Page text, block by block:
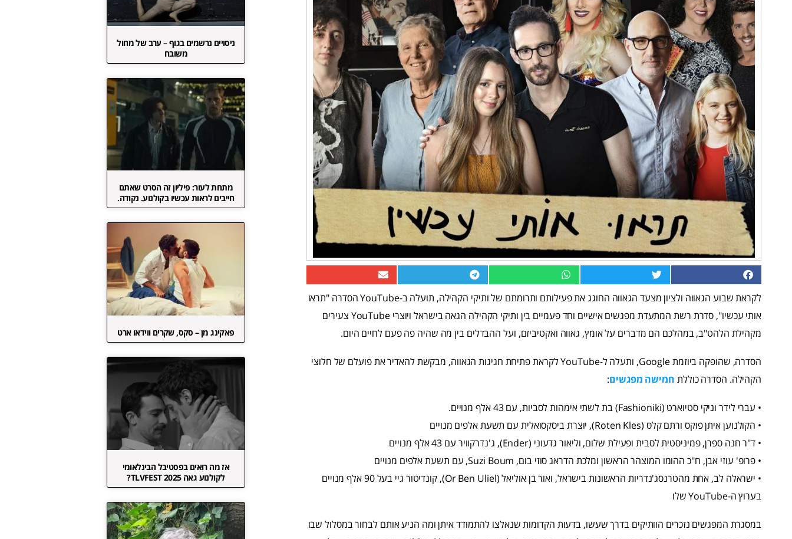
לקראת שבוע הגאווה ולציון מצעד הגאווה החוגג את פעילותם ותרומתם של ותיקי הקהילה, תועלה ב-YouTube הסדרה "תראו
אותי עכשיו", סדרת רשת המתעדת מפגשים אישיים וחד פעמיים בין ותיקי הקהילה הגאה בישראל ויוצרי YouTube צעירים
מקהילת הלהט"ב, במהלכם הם מדברים על אומץ, גאווה ואקטיביזם, ועל ההבדלים בין מה שהיה פה פעם לחיים היום.
הסדרה, שהופקה ביוזמת Google, ותעלה ל-YouTube לקראת פתיחת חגיגות הגאווה, מבקשת להאדיר את פועלם של חלוצי
הקהילה. הסדרה כוללת חמישה מפגשים:
• עברי לידר וניקי סטיוארט (Fashioniki) בת לשתי אימהות לסביות, עם 43 אלף מנויים.
• הקולנוען איתן פוקס ורתם קלס (Roten Kles), יוצרת ביסקסואלית עם תשעת אלפים מנויים
• ד"ר חנה ספרן, פמיניסטית לסבית ופעילת שלום, וליאור גדעוני (Ender), ג'נדרקוויר עם 43 אלף מנויים
• פרופ' עוזי אבן, ח"כ ההומו המוצהר הראשון ומלכת הדראג סוזי בום, Suzi Boum, עם תשעת אלפים מנויים
• ישראלה לב, אחת מהטרנסג'נדריות הראשונות בישראל, ואור בן אוליאל (Or Ben Uliel), קונדיטור גיי בעל 90 אלף מנויים
בערוץ ה-YouTube שלו
במסגרת המפגשים נזכרים הוותיקים בדרך שעשו, בדעות הקדומות שנאלצו להתמודד איתן ומה הניע אותם לבחור במסלול שבו
ניסויים נרשמים בגוף – ערב של מחול
משובח
מתחת לעור: פיליון זה הסרט שאתם
חייבים לראות עכשיו בקולנוע. נקודה.
פאקינג מן – סקס, שקרים ווידאו ארט
אז מה רואים בפסטיבל הבינלאומי
לקולנוע גאה TLVFEST 2025?